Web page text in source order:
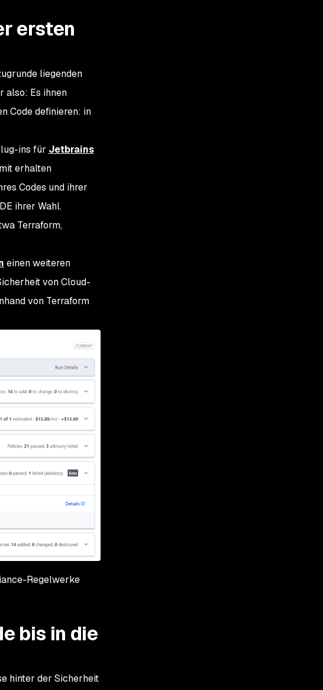
ersten
liegenden
also: Es ihnen
Code definieren: in
ins für Jetbrains
erhalten
Codes und ihrer
ihrer Wahl.
Terraform,
einen weiteren
von Cloud-
von Terraform
Regelwerke
bis in die
hinter der Sicherheit